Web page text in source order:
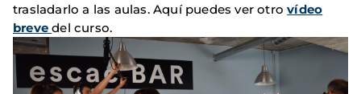
trasladarlo a las aulas. Aquí puedes ver otro vídeo
brevedel curso.